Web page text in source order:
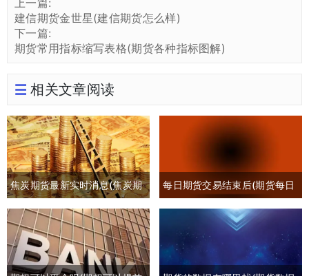
上一篇:
建信期货金世星(建信期货怎么样)
下一篇:
期货常用指标缩写表格(期货各种指标图解)
相关文章阅读
焦炭期货最新实时消息(焦炭期
货最新行情分析)
每日期货交易结束后(期货每日
交易时间)